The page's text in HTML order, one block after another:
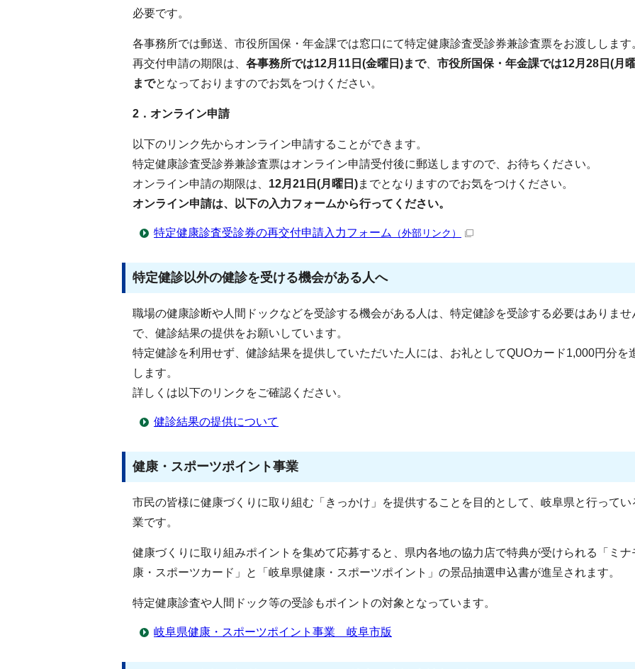
必要です。
各事務所では郵送、市役所国保・年金課では窓口にて特定健康診査受診券兼診査票をお渡しします
再交付申請の期限は、 各事務所では12月11日(金曜日)まで、 市役所国保・年金課では12月28日(月
までとなっておりますのでお気をつけください。
2．オンライン申請
以下のリンク先からオンライン申請することができます。
特定健康診査受診券兼診査票はオンライン申請受付後に郵送しますので、お待ちください。
オンライン申請の期限は、 12月21日(月曜日)までとなりますのでお気をつけください。
オンライン申請は、以下の入力フォームから行ってください。
特定健康診査受診券の再交付申請入力フォーム （外部リンク）
特定健診以外の健診を受ける機会がある人へ
職場の健康診断や人間ドックなどを受診する機会がある人は、特定健診を受診する必要はありませ
で、健診結果の提供をお願いしています。
特定健診を利用せず、健診結果を提供していただいた人には、お礼としてQUOカード1,000円分を
します。
詳しくは以下のリンクをご確認ください。
健診結果の提供について
健康・スポーツポイント事業
市民の皆様に健康づくりに取り組む「きっかけ」を提供することを目的として、岐阜県と行ってい
業です。
健康づくりに取り組みポイントを集めて応募すると、県内各地の協力店で特典が受けられる「ミナ
康・スポーツカード」と「岐阜県健康・スポーツポイント」の景品抽選申込書が進呈されます。
特定健康診査や人間ドック等の受診もポイントの対象となっています。
岐阜県健康・スポーツポイント事業 岐阜市版